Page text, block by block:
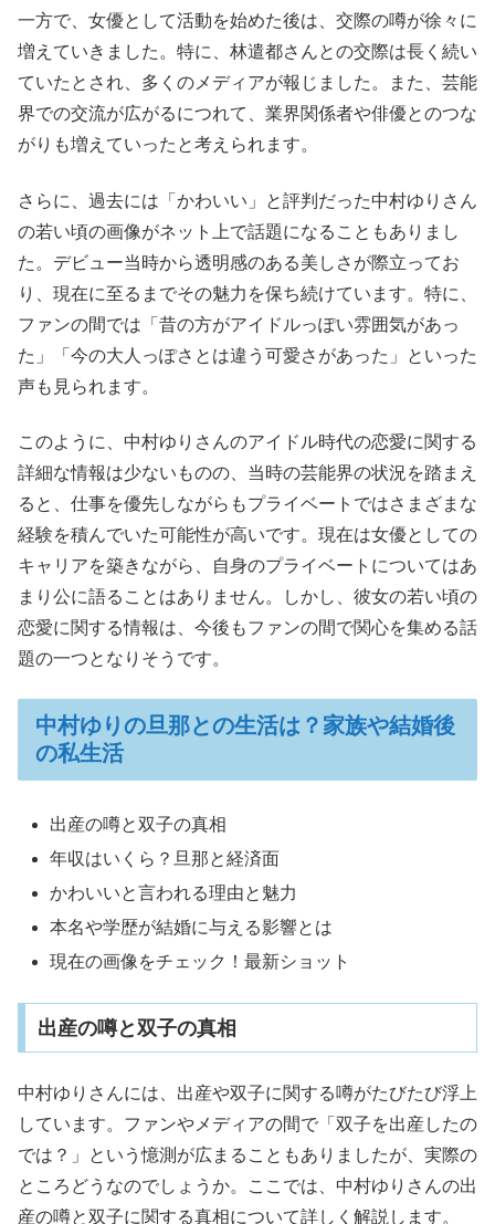
一方で、女優として活動を始めた後は、交際の噂が徐々に
増えていきました。特に、林遣都さんとの交際は長く続い
ていたとされ、多くのメディアが報じました。また、芸能
界での交流が広がるにつれて、業界関係者や俳優とのつな
がりも増えていったと考えられます。
さらに、過去には「かわいい」と評判だった中村ゆりさん
の若い頃の画像がネット上で話題になることもありまし
た。デビュー当時から透明感のある美しさが際立ってお
り、現在に至るまでその魅力を保ち続けています。特に、
ファンの間では「昔の方がアイドルっぽい雰囲気があっ
た」「今の大人っぽさとは違う可愛さがあった」といった
声も見られます。
このように、中村ゆりさんのアイドル時代の恋愛に関する
詳細な情報は少ないものの、当時の芸能界の状況を踏まえ
ると、仕事を優先しながらもプライベートではさまざまな
経験を積んでいた可能性が高いです。現在は女優としての
キャリアを築きながら、自身のプライベートについてはあ
まり公に語ることはありません。しかし、彼女の若い頃の
恋愛に関する情報は、今後もファンの間で関心を集める話
題の一つとなりそうです。
中村ゆりの旦那との生活は？家族や結婚後
の私生活
出産の噂と双子の真相
年収はいくら？旦那と経済面
かわいいと言われる理由と魅力
本名や学歴が結婚に与える影響とは
現在の画像をチェック！最新ショット
出産の噂と双子の真相
中村ゆりさんには、出産や双子に関する噂がたびたび浮上
しています。ファンやメディアの間で「双子を出産したの
では？」という憶測が広まることもありましたが、実際の
ところどうなのでしょうか。ここでは、中村ゆりさんの出
産の噂と双子に関する真相について詳しく解説します。